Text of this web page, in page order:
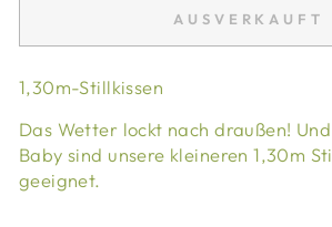
AUSVERKAUFT
1,30m-Stillkissen
Das Wetter lockt nach draußen!
Baby sind unsere kleineren 1,30m
geeignet.